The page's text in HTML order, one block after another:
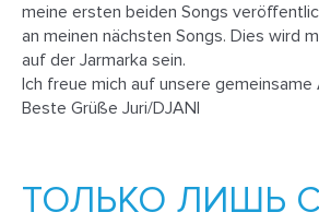
meine ersten beiden Songs
an meinen nächsten Songs. Dies wird
auf der Jarmarka sein.
Ich freue mich auf unsere gemeinsame
Beste Grüße Juri/DJANI
ТОЛЬКО ЛИШЬ